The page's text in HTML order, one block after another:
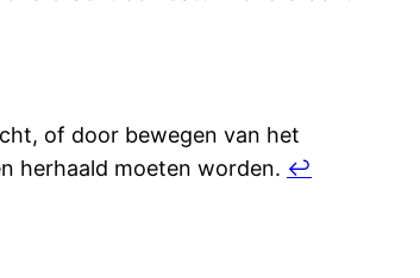
of door bewegen van het
herhaald moeten worden. ↩︎